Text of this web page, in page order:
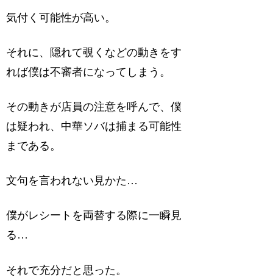
気付く可能性が高い。
それに、隠れて覗くなどの動きをす
れば僕は不審者になってしまう。
その動きが店員の注意を呼んで、僕
は疑われ、中華ソバは捕まる可能性
まである。
文句を言われない見かた…
僕がレシートを両替する際に一瞬見
る…
それで充分だと思った。